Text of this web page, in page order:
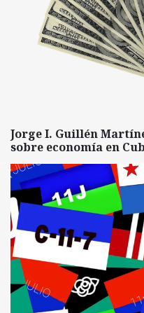
Jorge I. Guillén
sobre economía en